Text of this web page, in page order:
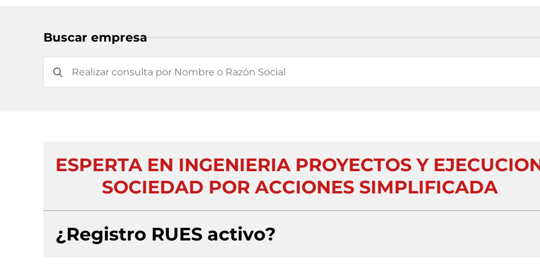
Buscar empresa
ESPERTA EN INGENIERIA PROYECTOS Y
SOCIEDAD POR ACCIONES SIMPLIFICADA
¿Registro RUES activo?